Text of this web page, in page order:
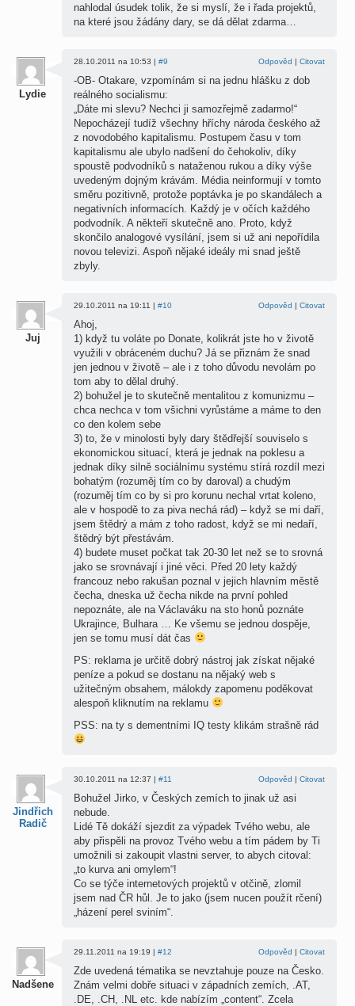
nahlodal úsudek tolik, že si myslí, že i řada projektů,
na které jsou žádány dary, se dá dělat zdarma…
Lydie
28.10.2011 na 10:53 | #9 Odpověd |Citovat
-OB- Otakare, vzpomínám si na jednu hlášku z dob
reálného socialismu:
„Dáte mi slevu? Nechci ji samozřejmě zadarmo!“
Nepocházejí tudíž všechny hříchy národa českého až
z novodobého kapitalismu. Postupem času v tom
kapitalismu ale ubylo nadšení do čehokoliv, díky
spoustě podvodníků s nataženou rukou a díky výše
uvedeným dojným krávám. Média neinformují v tomto
směru pozitivně, protože poptávka je po skandálech a
negativních informacích. Každý je v očích každého
podvodník. A někteří skutečně ano. Proto, když
skončilo analogové vysílání, jsem si už ani nepořídila
novou televizi. Aspoň nějaké ideály mi snad ještě
zbyly.
Juj
29.10.2011 na 19:11 | #10 Odpověd |Citovat
Ahoj,
1) když tu voláte po Donate, kolikrát jste ho v životě
využili v obráceném duchu? Já se přiznám že snad
jen jednou v životě – ale i z toho důvodu nevolám po
tom aby to dělal druhý.
2) bohužel je to skutečně mentalitou z komunizmu –
chca nechca v tom všichni vyrůstáme a máme to den
co den kolem sebe
3) to, že v minolosti byly dary štědřejší souviselo s
ekonomickou situací, která je jednak na poklesu a
jednak díky silně sociálnímu systému stírá rozdíl mezi
bohatým (rozuměj tím co by daroval) a chudým
(rozuměj tím co by si pro korunu nechal vrtat koleno,
ale v hospodě to za piva nechá rád) – když se mi daří,
jsem štědrý a mám z toho radost, když se mi nedaří,
štědrý být přestávám.
4) budete muset počkat tak 20-30 let než se to srovná
jako se srovnávají i jiné věci. Před 20 lety každý
francouz nebo rakušan poznal v jejich hlavním městě
čecha, dneska už čecha nikde na první pohled
nepoznáte, ale na Václaváku na sto honů poznáte
Ukrajince, Bulhara … Ke všemu se jednou dospěje,
jen se tomu musí dát čas
PS: reklama je určitě dobrý nástroj jak získat nějaké
peníze a pokud se dostanu na nějaký web s
užitečným obsahem, málokdy zapomenu poděkovat
alespoň kliknutím na reklamu
PSS: na ty s dementními IQ testy klikám strašně rád
Jindřich
Radič
30.10.2011 na 12:37 | #11 Odpověd |Citovat
Bohužel Jirko, v Českých zemích to jinak už asi
nebude.
Lidé Tě dokáží sjezdit za výpadek Tvého webu, ale
aby přispěli na provoz Tvého webu a tím pádem by Ti
umožnili si zakoupit vlastni server, to abych citoval:
„to kurva ani omylem“!
Co se týče internetových projektů v otčině, zlomil
jsem nad ČR hůl. Je to jako (jsem nucen použít rčení)
„házení perel sviním“.
Nadšenec
29.11.2011 na 19:19 | #12 Odpověd |Citovat
Zde uvedená tématika se nevztahuje pouze na Česko.
Znám velmi dobře situaci v západních zemích, .AT,
.DE, .CH, .NL etc. kde nabízím „content“. Zcela